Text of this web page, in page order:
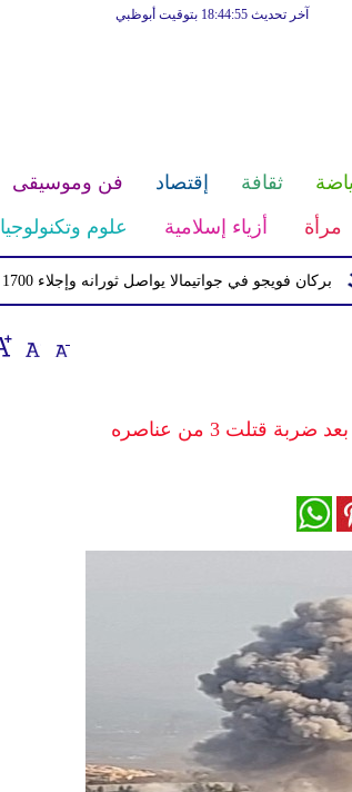
آخر تحديث 18:44:55 بتوقيت أبوظبي
ثقافة إقتصاد فن وموسيقى
مرأة أزياء إسلامية علوم وتكنولوجيا
في جواتيمالا يواصل ثورانه وإجلاء 1700 شخص بسبب الرماد والتدفقات الطينية
3 من عناصره